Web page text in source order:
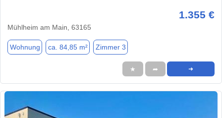
1.355 €
Mühlheim am Main, 63165
Wohnung ca. 84,85 m² Zimmer 3
★ ➦ ➜